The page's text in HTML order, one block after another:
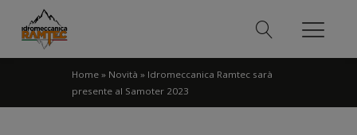
Home » Novità » Idromeccanica Ramtec sarà
presente al Samoter 2023